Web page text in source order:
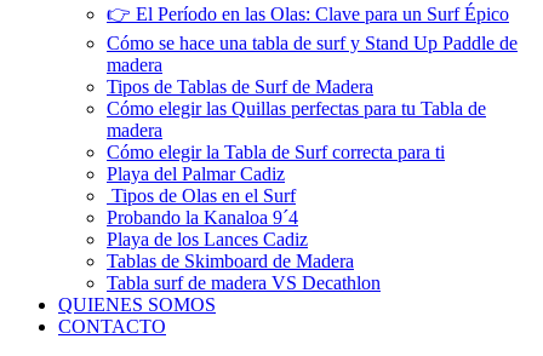
👉 El Período en las Olas: Clave para un Surf Épico
Cómo se hace una tabla de surf y Stand Up Paddle de
madera
Tipos de Tablas de Surf de Madera
Cómo elegir las Quillas perfectas para tu Tabla de
madera
Cómo elegir la Tabla de Surf correcta para ti
Playa del Palmar Cadiz
Tipos de Olas en el Surf
Probando la Kanaloa 9´4
Playa de los Lances Cadiz
Tablas de Skimboard de Madera
Tabla surf de madera VS Decathlon
QUIENES SOMOS
CONTACTO